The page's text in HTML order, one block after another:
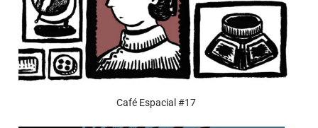
Café Espacial #17